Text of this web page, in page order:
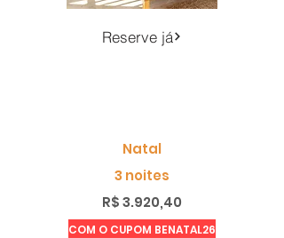
Reserve já
Natal
3 noites
R$ 3.920,40
COM O CUPOM BENATAL26